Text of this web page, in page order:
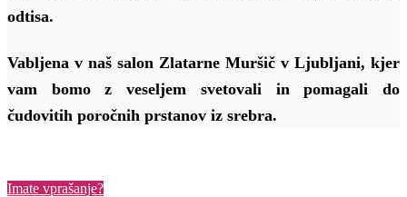
odtisa.
Vabljena v naš salon Zlatarne Muršič v Ljubljani, kjer
vam bomo z veseljem svetovali in pomagali do
čudovitih poročnih prstanov iz srebra.
Imate vprašanje?